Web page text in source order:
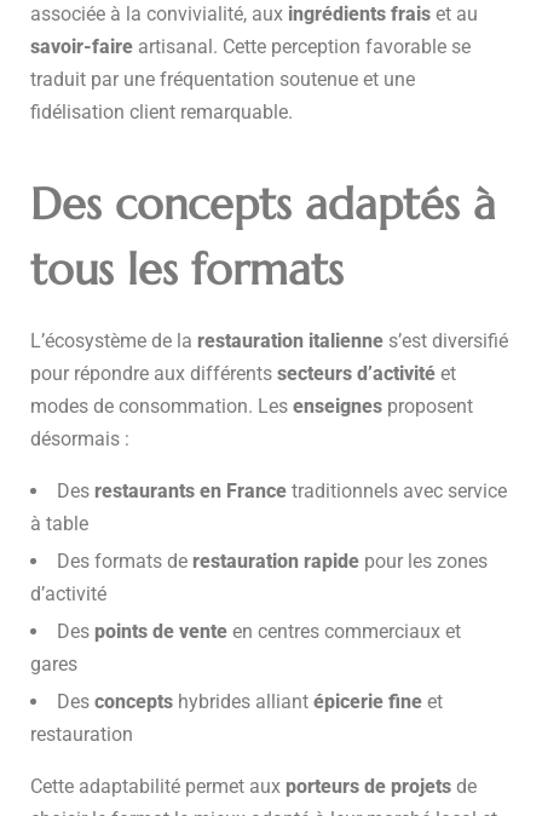
associée à la convivialité, aux ingrédients frais et au
savoir-faire artisanal. Cette perception favorable se
traduit par une fréquentation soutenue et une
fidélisation client remarquable.
Des concepts adaptés à
tous les formats
L’écosystème de la restauration italienne s’est diversifié
pour répondre aux différents secteurs d’activité et
modes de consommation. Les enseignes proposent
désormais :
Des restaurants en France traditionnels avec service
à table
Des formats de restauration rapide pour les zones
d’activité
Des points de vente en centres commerciaux et
gares
Des concepts hybrides alliant épicerie fine et
restauration
Cette adaptabilité permet aux porteurs de projets de